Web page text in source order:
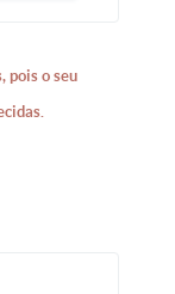
pois o seu